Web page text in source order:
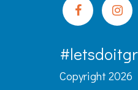
Copyright 2026